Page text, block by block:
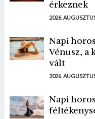
érkeznek
2026.
Napi
Vénusz, a
vált
2026.
Napi